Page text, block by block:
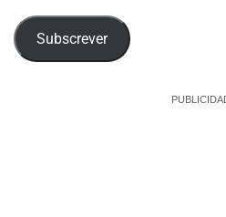
Subscrever